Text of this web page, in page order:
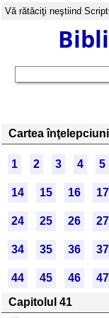
Vă rătăciţi neştiind
Cartea
1 2 3 4 5
14 15 16 17
24 25 26 27
34 35 36 37
44 45 46 47
Capitolul 41